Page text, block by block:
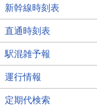
新幹線時刻表
直通時刻表
駅混雑予報
運行情報
定期代検索